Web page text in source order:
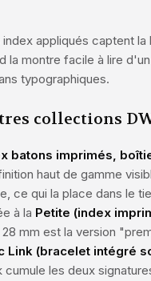
appliqués captent la
la montre facile à lire
typographiques.
collections
batons imprimés,
haut de gamme
ce qui la place dans le
à la Petite (index
28 mm est la version
Link (bracelet intégré
les deux